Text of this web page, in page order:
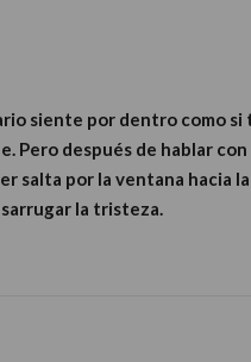
siente por dentro como si
Pero después de hablar
salta por la ventana hacia
la tristeza.